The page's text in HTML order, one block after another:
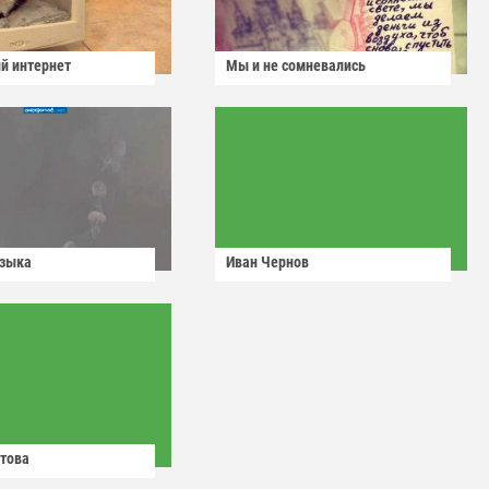
интернет Мы и не сомневались
Иван Чернов